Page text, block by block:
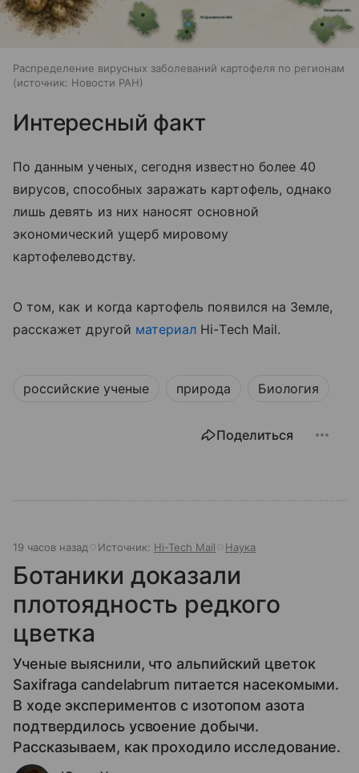
Распределение вирусных заболеваний картофеля по регионам
источник: Новости РАН
Интересный факт
По данным ученых, сегодня известно более 40
вирусов, способных заражать картофель, однако
лишь девять из них наносят основной
экономический ущерб мировому
картофелеводству.
О том, как и когда картофель появился на Земле,
расскажет другой материал Hi-Tech Mail.
российские ученые природа Биология
Поделиться
19 часов назад Источник: Hi-Tech Mail Наука
Ботаники доказали
плотоядность редкого
цветка
Ученые выяснили, что альпийский цветок
Saxifraga candelabrum питается насекомыми.
В ходе экспериментов с изотопом азота
подтвердилось усвоение добычи.
Рассказываем, как проходило исследование.